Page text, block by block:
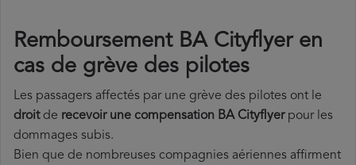
Remboursement BA Cityflyer en
cas de grève des pilotes
Les passagers affectés par une grève des pilotes ont le
droitde recevoir une compensation BA Cityflyerpour les
dommages subis.
Bien que de nombreuses compagnies aériennes affirment